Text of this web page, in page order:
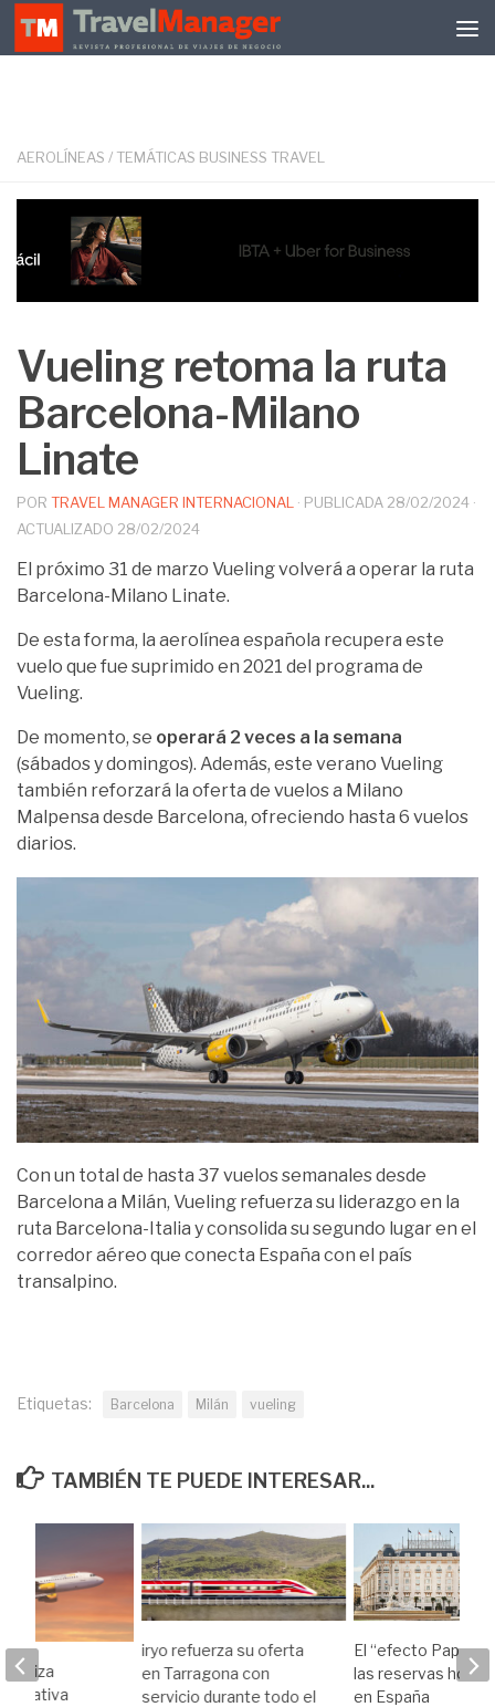
Debajo del contenido
AEROLÍNEAS / TEMÁTICAS BUSINESS TRAVEL
Vueling retoma la ruta
Barcelona-Milano
Linate
POR TRAVEL MANAGER INTERNACIONAL · PUBLICADA 28/02/2024 ·
ACTUALIZADO 28/02/2024
El próximo 31 de marzo Vueling volverá a operar la ruta
Barcelona-Milano Linate.
De esta forma, la aerolínea española recupera este
vuelo que fue suprimido en 2021 del programa de
Vueling.
De momento, se operará 2 veces a la semana
(sábados y domingos). Además, este verano Vueling
también reforzará la oferta de vuelos a Milano
Malpensa desde Barcelona, ofreciendo hasta 6 vuelos
diarios.
Con un total de hasta 37 vuelos semanales desde
Barcelona a Milán, Vueling refuerza su liderazgo en la
ruta Barcelona-Italia y consolida su segundo lugar en el
corredor aéreo que conecta España con el país
transalpino.
Etiquetas: Barcelona Milán vueling
TAMBIÉN TE PUEDE INTERESAR...
iryo refuerza su oferta
en Tarragona con
servicio durante todo el
El “efecto Papa”
las reservas
en España